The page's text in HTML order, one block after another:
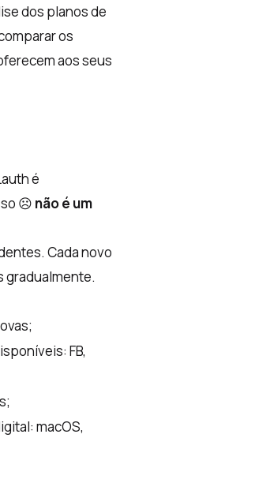
dos planos de
os
aos seus
é
☹️ não é um
Cada novo
gradualmente.
FB,
macOS,